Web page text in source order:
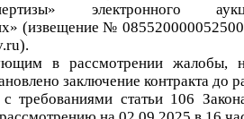
электронного
(извещение №
.
в рассмотрении жалобы,
заключение контракта до
с требованиями статьи 106